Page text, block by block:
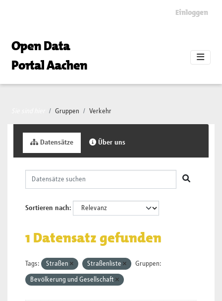
Einloggen
Open Data
Portal Aachen
Gruppen Verkehr
Datensätze Über uns
Sortieren nach
1 Datensatz gefunden
Tags: Straßen Straßenliste Gruppen:
Bevölkerung und Gesellschaft